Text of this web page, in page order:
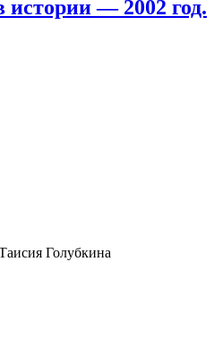
истории — 2002 год.
Голубкина